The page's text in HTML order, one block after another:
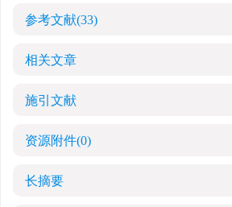
参考文献(33)
相关文章
施引文献
资源附件(0)
长摘要